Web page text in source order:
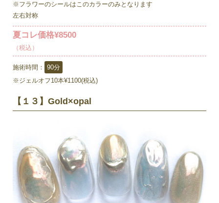
※フラワーのシールはこのカラーのみとなります
左右対称
夏コレ価格¥8500
（税込）
施術時間：
90分
※ジェルオフ10本¥1100(税込)
【１３】Gold×opal